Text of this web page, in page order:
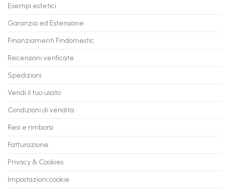
anche
a
in
con
Esempi estetici
Garanzia ed Estensione
Finanziamenti Findomestic
Recensioni verificate
Spedizioni
Vendi il tuo usato
Condizioni di vendita
Resi e rimborsi
Fatturazione
Privacy & Cookies
Impostazioni cookie